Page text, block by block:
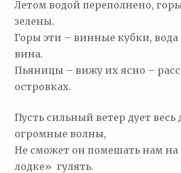
Летом водой переполнено,
зелены.
Горы эти – винные кубки,
вина.
Пьяницы – вижу их ясно –
островках.
Пусть сильный ветер дует весь
огромные волны,
Не сможет он помешать нам
лодке» гулять.